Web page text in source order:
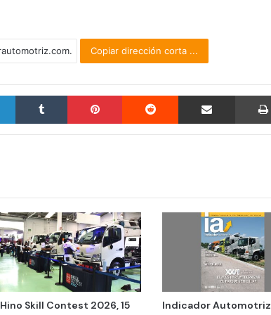
Copiar dirección corta ...
LinkedIn Tumblr Pinterest Reddit Compartir por correo electrónico
Hino Skill Contest 2026, 15
Indicador Automotriz